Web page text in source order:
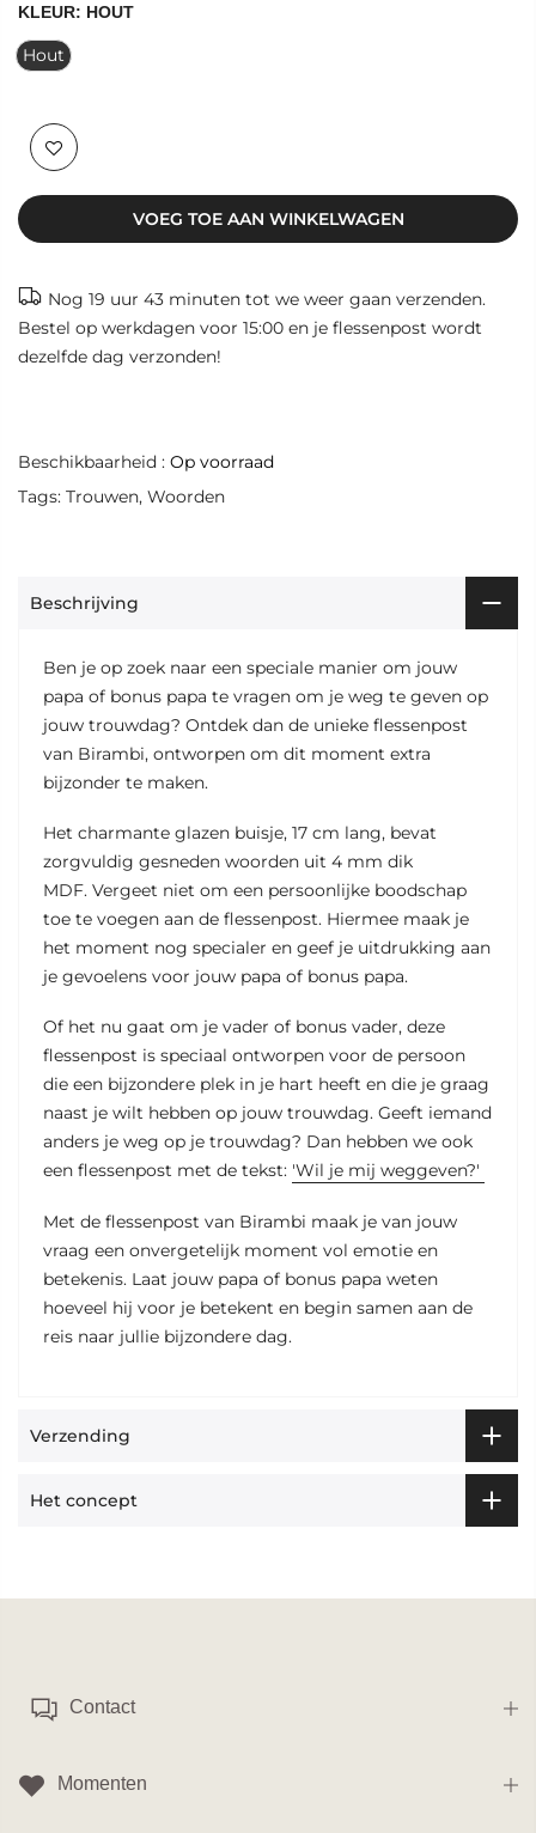
KLEUR: HOUT
Hout
VOEG TOE AAN WINKELWAGEN
Nog 19 uur 43 minuten tot we weer gaan verzenden.
Bestel op werkdagen voor 15:00 en je flessenpost wordt
dezelfde dag verzonden!
Beschikbaarheid : Op voorraad
Tags: Trouwen, Woorden
Beschrijving
Ben je op zoek naar een speciale manier om jouw
papa of bonus papa te vragen om je weg te geven op
jouw trouwdag? Ontdek dan de unieke flessenpost
van Birambi, ontworpen om dit moment extra
bijzonder te maken.
Het charmante glazen buisje, 17 cm lang, bevat
zorgvuldig gesneden woorden uit 4 mm dik
MDF. Vergeet niet om een persoonlijke boodschap
toe te voegen aan de flessenpost. Hiermee maak je
het moment nog specialer en geef je uitdrukking aan
je gevoelens voor jouw papa of bonus papa.
Of het nu gaat om je vader of bonus vader, deze
flessenpost is speciaal ontworpen voor de persoon
die een bijzondere plek in je hart heeft en die je graag
naast je wilt hebben op jouw trouwdag. Geeft iemand
anders je weg op je trouwdag? Dan hebben we ook
een flessenpost met de tekst: 'Wil je mij weggeven?'
Met de flessenpost van Birambi maak je van jouw
vraag een onvergetelijk moment vol emotie en
betekenis. Laat jouw papa of bonus papa weten
hoeveel hij voor je betekent en begin samen aan de
reis naar jullie bijzondere dag.
Verzending
Het concept
Contact
Momenten